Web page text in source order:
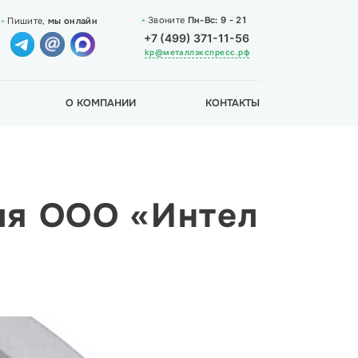
Пишите,мы онлайн Звоните Пн-Вс: 9 - 21
+7 (499) 371-11-56
kp@металлэкспресс.рф
О КОМПАНИИ КОНТАКТЫ
ООО «Интел